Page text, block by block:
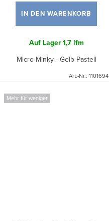
IN DEN WARENKORB
Auf Lager1,7 lfm
Micro Minky - Gelb Pastell
Art.-Nr.: 1101694
Mehr für weniger